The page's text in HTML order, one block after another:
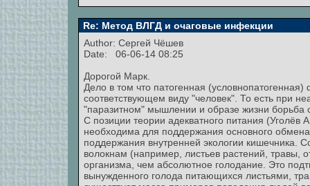
Re: Метод ВЛГД и очаговые инфекции
Author: Сергей Чёшев
Date: 06-06-14 08:25
Дорогой Марк.
Дело в том что патогенная
соответствующем виду "человек". То есть при
"паразитном" мышлении и образе жизни борьба
С позиции теории адекватного питания
необходима для поддержания основного
поддержания внутренней экологии кишечника.
волокнам (например, листьев растений, травы,
организма, чем абсолютное голодание. Это
вынужденного голода питающихся листьями,